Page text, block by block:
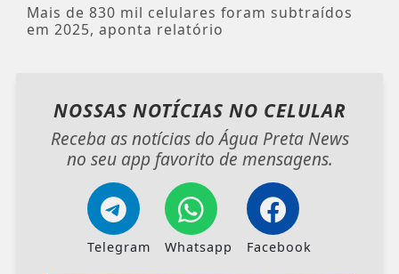
Mais de 830 mil celulares foram subtraídos
em 2025, aponta relatório
NOSSAS NOTÍCIAS NO CELULAR
Receba as notícias do Água Preta News
no seu app favorito de mensagens.
Telegram Whatsapp Facebook